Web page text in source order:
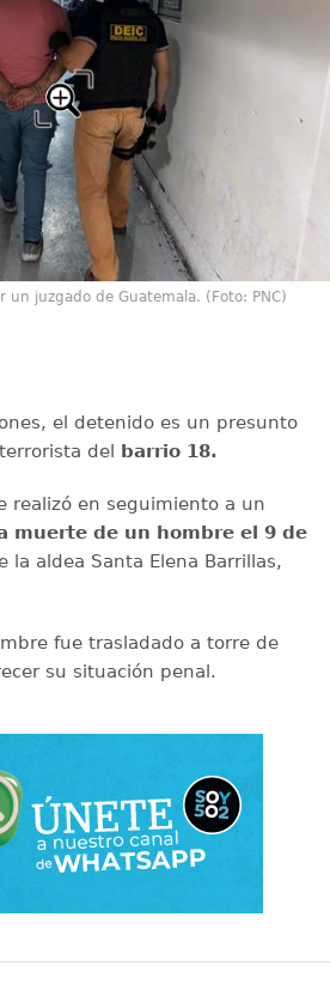
un juzgado de Guatemala. (Foto: PNC)
el detenido es un presunto
del barrio 18.
realizó en seguimiento a un
muerte de un hombre el 9 de
la aldea Santa Elena Barrillas,
fue trasladado a torre de
su situación penal.